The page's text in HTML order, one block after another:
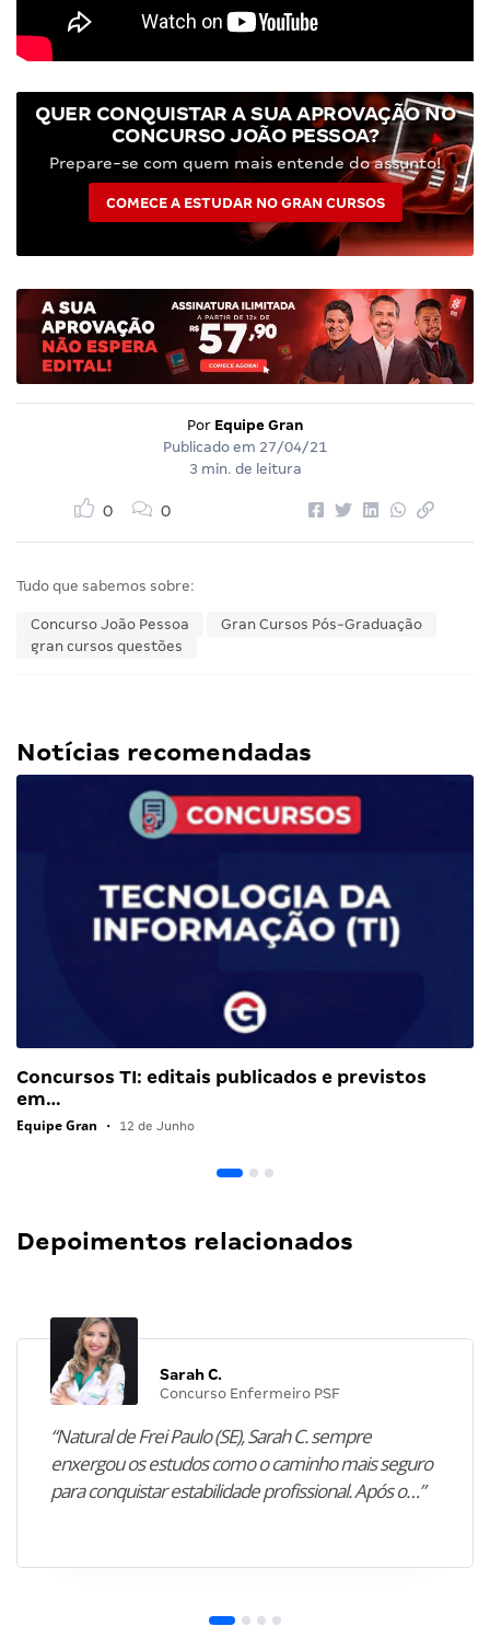
QUER CONQUISTAR A SUA APROVAÇÃO NO
CONCURSO JOÃO PESSOA?
Prepare-se com quem mais entende do assunto!
COMECE A ESTUDAR NO GRAN CURSOS
Por Equipe Gran
Publicado em 27/04/21
3 min. de leitura
0 0
Tudo que sabemos sobre:
Concurso João Pessoa
Gran Cursos Pós-Graduação
gran cursos questões
Notícias recomendadas
Concursos TI: editais publicados e previstos
em…
Equipe Gran • 12 de Junho
Depoimentos relacionados
Sarah C.
Concurso Enfermeiro PSF
“Natural de Frei Paulo (SE), Sarah C. sempre
enxergou os estudos como o caminho mais seguro
para conquistar estabilidade profissional. Após o…”